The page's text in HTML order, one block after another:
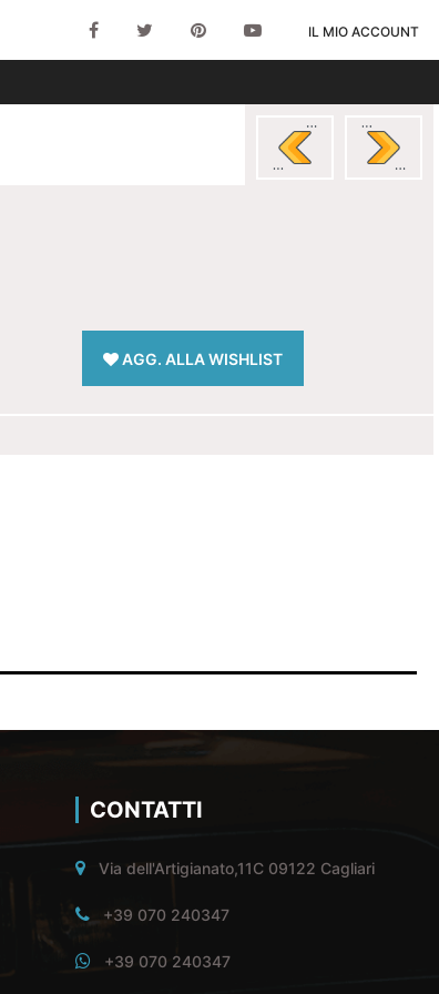
IL MIO ACCOUNT
AGG. ALLA WISHLIST
CONTATTI
Via dell'Artigianato,11C 09122 Cagliari
+39 070 240347
+39 070 240347